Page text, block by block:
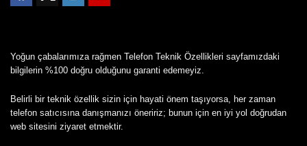
Yoğun çabalarımıza rağmen Telefon Teknik Özellikleri sayfamızdaki
bilgilerin %100 doğru olduğunu garanti edemeyiz.
Belirli bir teknik özellik sizin için hayati önem taşıyorsa, her zaman
telefon satıcısına danışmanızı öneririz; bunun için en iyi yol doğrudan
web sitesini ziyaret etmektir.